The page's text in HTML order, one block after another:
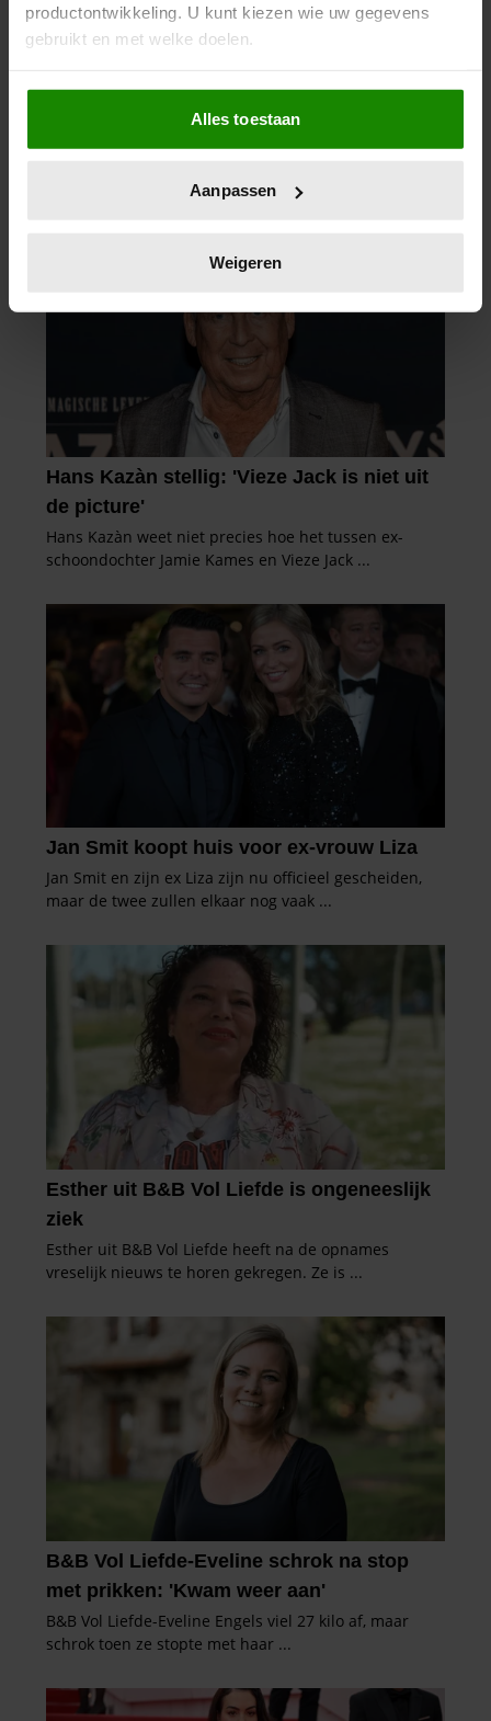
productontwikkeling. U kunt kiezen wie uw gegevens
gebruikt en met welke doelen.
Als u het toestaat, willen we ook graag:
Informatie verzamelen over uw geografische
locatie, die tot een paar meter nauwkeurig kan zijn
scannen op specifieke eigenschappen (fingerprinting)
verwerkt en stel uw voorkeuren in het
intrekken in de Cookieverklaring.
We gebruiken cookies om content en advertenties te
personaliseren, om functies voor social media te bieden
en om ons websiteverkeer te analyseren. Ook delen we
informatie over uw gebruik van onze site met onze
partners voor social media, adverteren en analyse. Deze
partners kunnen deze gegevens combineren met andere
informatie die u aan ze heeft verstrekt of die ze hebben
verzameld op basis van uw gebruik van hun services. U
gaat akkoord met onze cookies als u onze website blijft
Alles toestaan
Aanpassen
Weigeren
FAMILIE PEREZ HILTON DEELT
HOOPVOLLE UPDATE: ‘HIJ KAN